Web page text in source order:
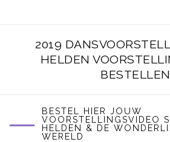
2019
HELDEN
BESTELLEN
BESTEL HIER JOUW
VOORSTELLINGSVIDEO
HELDEN & DE
WERELD